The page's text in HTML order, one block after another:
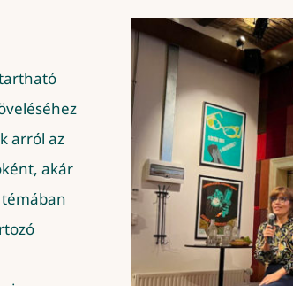
arról az
akár